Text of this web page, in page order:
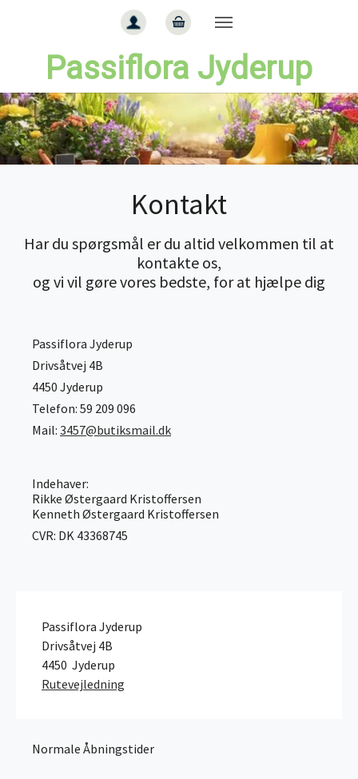
Passiflora Jyderup
Kontakt
Har du spørgsmål er du altid velkommen til at
kontakte os,
og vi vil gøre vores bedste, for at hjælpe dig
Passiflora Jyderup
Drivsåtvej 4B
4450 Jyderup
Telefon: 59 209 096
Mail: 3457@butiksmail.dk
Indehaver:
Rikke Østergaard Kristoffersen
Kenneth Østergaard Kristoffersen
CVR: DK 43368745
Passiflora Jyderup
Drivsåtvej 4B
4450 Jyderup
Rutevejledning
Normale Åbningstider